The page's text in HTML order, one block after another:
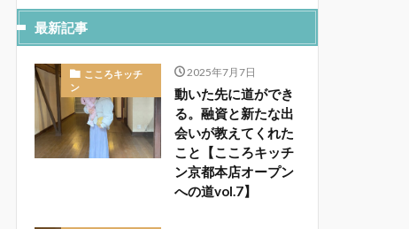
最新記事
こころキッチ
ン
2025年7月7日
動いた先に道ができ
る。融資と新たな出
会いが教えてくれた
こと【こころキッチ
ン京都本店オープン
への道vol.7】